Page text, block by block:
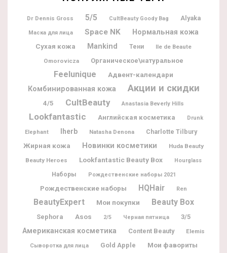
Dr Dennis Gross 5/5 CultBeauty Goody Bag Alyaka
Маска для лица Space NK Нормальная кожа
Сухая кожа Mankind Тени
Ile de Beaute
Omorovicza
Органическое\натуральное
Feelunique
Адвент-календари
Комбинированная кожа
Акции и скидки
4/5 CultBeauty Anastasia Beverly Hills
Lookfantastic Английская косметика Drunk
Elephant Iherb Natasha Denona Charlotte Tilbury
Жирная кожа Новинки косметики
Huda Beauty
Beauty Heroes
Lookfantastic Beauty Box Hourglass
Наборы Рождественские наборы 2021
Рождественские наборы HQHair Ren
BeautyExpert Мои покупки Beauty Box
Sephora Asos 2/5 Черная пятница 3/5
Американская косметика Content Beauty Elemis
Сыворотка для лица Gold Apple Мои фавориты